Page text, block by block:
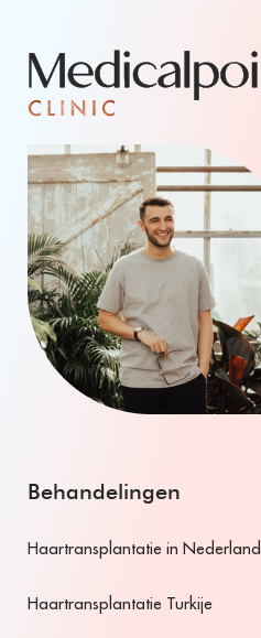
Behandelingen
Haartransplantatie in Nederland
Haartransplantatie Turkije